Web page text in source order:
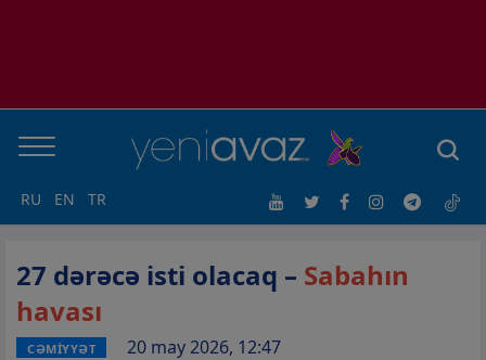
RU EN TR
27 dərəcə isti olacaq – Sabahın
havası
CƏMİYYƏT 20 may 2026, 12:47